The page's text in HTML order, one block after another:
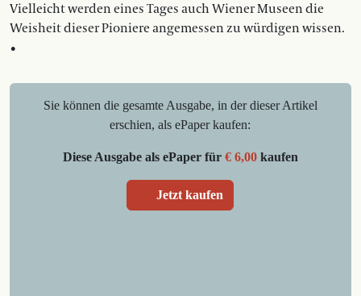
Vielleicht werden eines Tages auch Wiener Museen die
Weisheit dieser Pioniere angemessen zu würdigen wissen.
•
Sie können die gesamte Ausgabe, in der dieser Artikel
erschien, als ePaper kaufen:
Diese Ausgabe als ePaper für € 6,00kaufen
Jetzt kaufen